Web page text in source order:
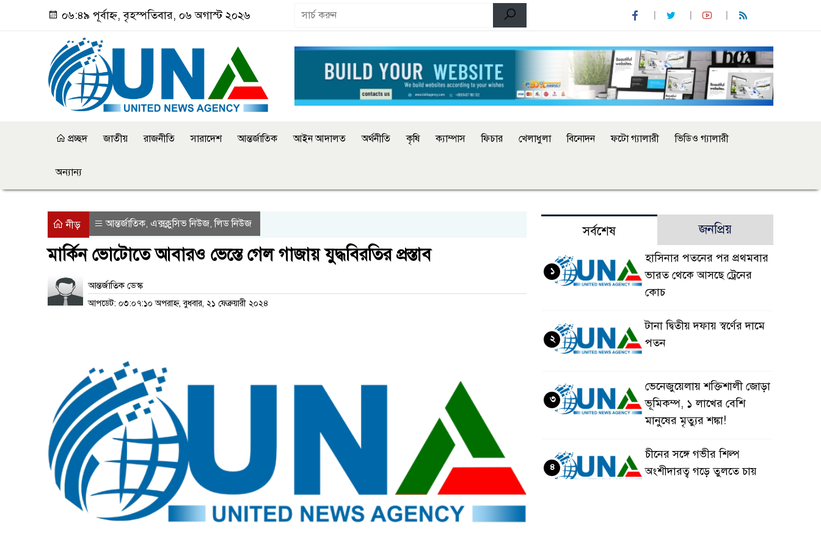
০৬:৪৯ পূর্বাহ্ন, বৃহস্পতিবার, ০৬ অগাস্ট ২০২৬
প্রচ্ছদ জাতীয় রাজনীতি সারাদেশ আন্তর্জাতিক আইন আদালত অর্থনীতি কৃষি ক্যাম্পাস ফিচার খেলাধুলা বিনোদন ফটো গ্যালারী ভিডিও গ্যালারী
অন্যান্য
নীড় আন্তর্জাতিক এক্সক্লুসিভ নিউজ ,লিড নিউজ
মার্কিন ভোটোতে আবারও ভেস্তে গেল গাজায় যুদ্ধবিরতির প্রস্তাব
আন্তর্জাতিক ডেস্ক
আপডেট: ০৩:০৭:১০ অপরাহ্ন, বুধবার, ২১ ফেব্রুয়ারী ২০২৪
সর্বশেষ জনপ্রিয়
হাসিনার পতনের পর প্রথমবার
ভারত থেকে আসছে ট্রেনের
কোচ
১
টানা দ্বিতীয় দফায় স্বর্ণের দামে
পতন
২
ভেনেজুয়েলায় শক্তিশালী জোড়া
ভূমিকম্প, ১ লাখের বেশি
মানুষের মৃত্যুর শঙ্কা!
৩
চীনের সঙ্গে গভীর শিল্প
অংশীদারত্ব গড়ে তুলতে চায়
৪